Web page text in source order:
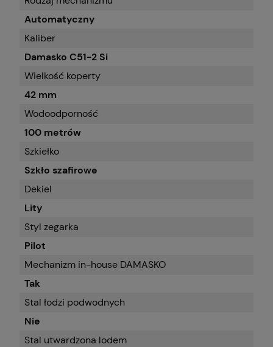
Automatyczny
Kaliber
Damasko C51-2 Si
Wielkość koperty
42 mm
Wodoodporność
100 metrów
Szkiełko
Szkło szafirowe
Dekiel
Lity
Styl zegarka
Pilot
Mechanizm in-house DAMASKO
Tak
Stal łodzi podwodnych
Nie
Stal utwardzona lodem